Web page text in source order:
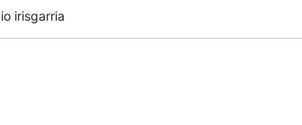
irisgarria